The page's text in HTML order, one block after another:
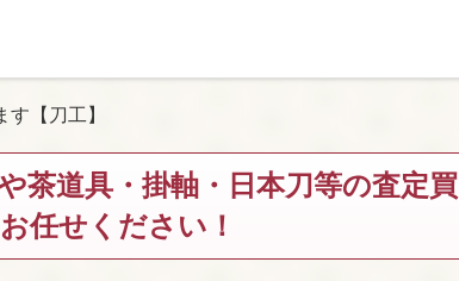
【刀工】
茶道具・掛軸・日本刀等の査定買
任せください！